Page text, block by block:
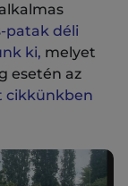
patak déli
ki, melyet
esetén az
cikkünkben